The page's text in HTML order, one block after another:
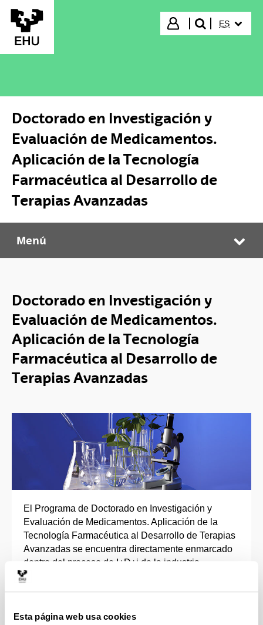
Esta página web usa cookies
Saltar al contenido principal
Iniciar sesión
buscar"
ES
Doctorado en Investigación y
Evaluación de Medicamentos.
Aplicación de la Tecnología
Farmacéutica al Desarrollo de
Terapias Avanzadas
Doctorado en Investigación y Evaluación de Medicamentos. Aplicación de la Tecnología Farmacéutica al Desarrollo de Terapias Avanzadas
Menú
Doctorado en Investigación y
Evaluación de Medicamentos.
Aplicación de la Tecnología
Farmacéutica al Desarrollo de
Terapias Avanzadas
El Programa de Doctorado en Investigación y
Evaluación de Medicamentos. Aplicación de la
Tecnología Farmacéutica al Desarrollo de Terapias
Avanzadas se encuentra directamente enmarcado
dentro del proceso de I+D+i de la industria
farmacéutica y biotecnológica.
tecnología farmacéutica, terapia génica y celular,